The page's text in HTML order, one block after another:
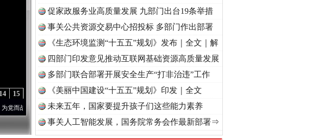
15
14
——百年“纪”事⑧加强纪律..·[视频]牢记初心使命 奋进复兴征程丨“转折之城”激荡..
促家政服务业高质量发展 九部门出台19条举措
事关公共资源交易中心招投标 多部门作出部署
《生态环境监测“十五五”规划》发布｜全文｜解
读
四部门印发意见推动互联网基础资源高质量发展
多部门联合部署开展安全生产“打非治违”工作
《美丽中国建设“十五五”规划》印发｜全文
未来五年，国家要提升孩子们这些能力素养
事关人工智能发展，国务院常务会作最新部署⇒